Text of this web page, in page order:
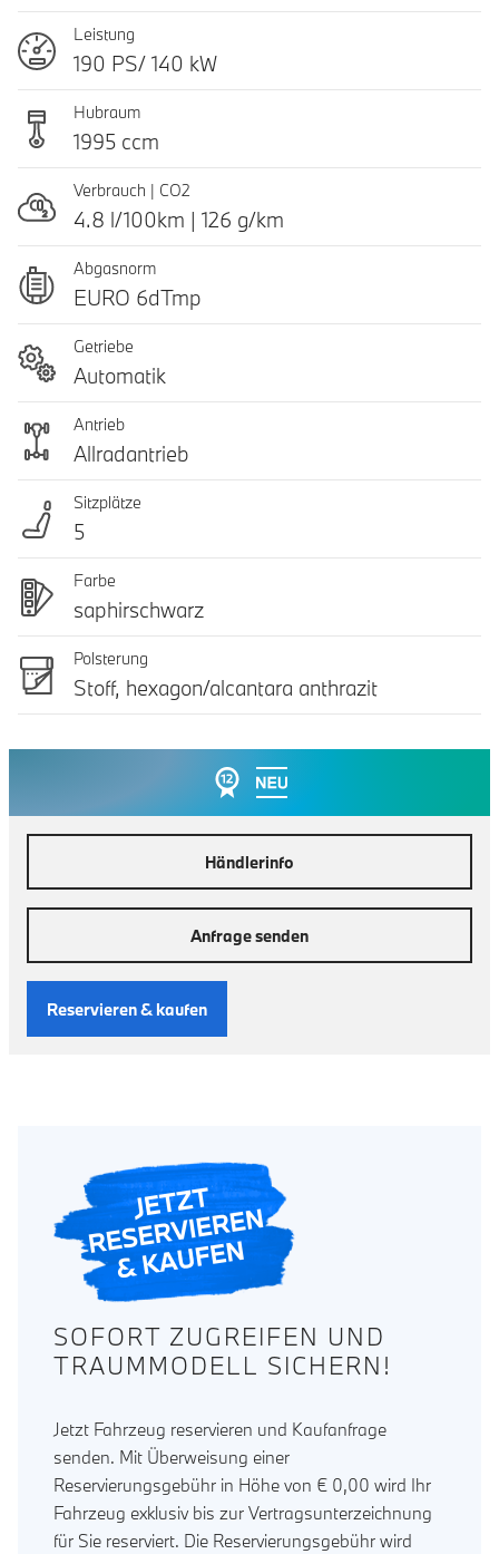
Leistung
190 PS/ 140 kW
Hubraum
1995 ccm
Verbrauch | CO2
4.8 l/100km | 126 g/km
Abgasnorm
EURO 6dTmp
Getriebe
Automatik
Antrieb
Allradantrieb
Sitzplätze
5
Farbe
saphirschwarz
Polsterung
Stoff, hexagon/alcantara anthrazit
Händlerinfo
Anfrage senden
Reservieren & kaufen
SOFORT ZUGREIFEN UND
TRAUMMODELL SICHERN!
Jetzt Fahrzeug reservieren und Kaufanfrage
senden. Mit Überweisung einer
Reservierungsgebühr in Höhe von € 0,00 wird Ihr
Fahrzeug exklusiv bis zur Vertragsunterzeichnung
für Sie reserviert. Die Reservierungsgebühr wird